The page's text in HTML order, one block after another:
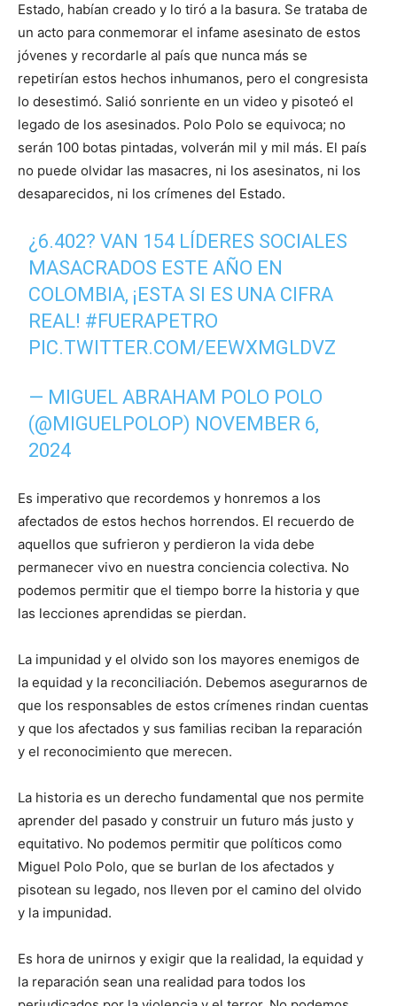
Estado, habían creado y lo tiró a la basura. Se trataba de
un acto para conmemorar el infame asesinato de estos
jóvenes y recordarle al país que nunca más se
repetirían estos hechos inhumanos, pero el congresista
lo desestimó. Salió sonriente en un video y pisoteó el
legado de los asesinados. Polo Polo se equivoca; no
serán 100 botas pintadas, volverán mil y mil más. El país
no puede olvidar las masacres, ni los asesinatos, ni los
desaparecidos, ni los crímenes del Estado.
¿6.402? VAN 154 LÍDERES SOCIALES
MASACRADOS ESTE AÑO EN
COLOMBIA, ¡ESTA SI ES UNA CIFRA
REAL! #FUERAPETRO
PIC.TWITTER.COM/EEWXMGLDVZ
— MIGUEL ABRAHAM POLO POLO
(@MIGUELPOLOP) NOVEMBER 6,
2024
Es imperativo que recordemos y honremos a los
afectados de estos hechos horrendos. El recuerdo de
aquellos que sufrieron y perdieron la vida debe
permanecer vivo en nuestra conciencia colectiva. No
podemos permitir que el tiempo borre la historia y que
las lecciones aprendidas se pierdan.
La impunidad y el olvido son los mayores enemigos de
la equidad y la reconciliación. Debemos asegurarnos de
que los responsables de estos crímenes rindan cuentas
y que los afectados y sus familias reciban la reparación
y el reconocimiento que merecen.
La historia es un derecho fundamental que nos permite
aprender del pasado y construir un futuro más justo y
equitativo. No podemos permitir que políticos como
Miguel Polo Polo, que se burlan de los afectados y
pisotean su legado, nos lleven por el camino del olvido
y la impunidad.
Es hora de unirnos y exigir que la realidad, la equidad y
la reparación sean una realidad para todos los